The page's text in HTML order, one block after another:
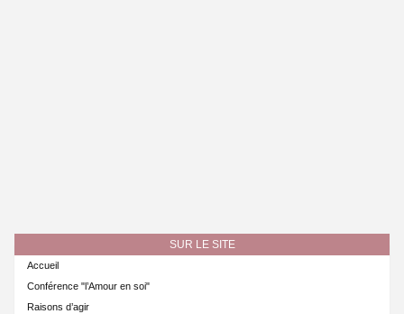
SUR LE SITE
Accueil
Conférence "l’Amour en soi"
Raisons d’agir